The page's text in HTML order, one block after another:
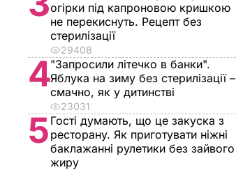
огірки під капроновою кришкою
не перекиснуть. Рецепт без
стерилізації
29408
4"Запросили літечко в банки".
Яблука на зиму без стерилізації –
смачно, як у дитинстві
23031
5 Гості думають, що це закуска з
ресторану. Як приготувати ніжні
баклажанні рулетики без зайвого
жиру